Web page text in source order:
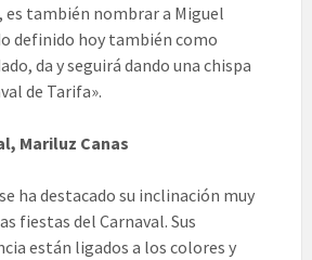
también nombrar a Miguel
definido hoy también como
da y seguirá dando una chispa
de Tarifa».
Mariluz Canas
ha destacado su inclinación muy
fiestas del Carnaval. Sus
están ligados a los colores y